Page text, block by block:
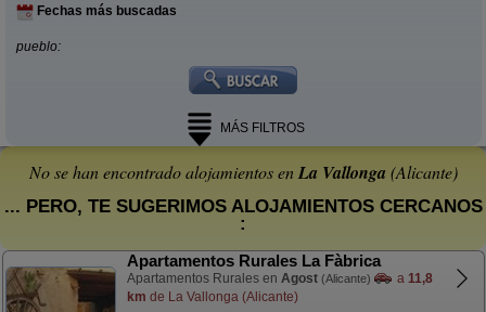
Fechas más buscadas
pueblo:
MÁS FILTROS
No se han encontrado alojamientos enLa Vallonga (Alicante)
... PERO, TE SUGERIMOS ALOJAMIENTOS CERCANOS
:
Apartamentos Rurales La Fàbrica
Apartamentos Rurales en Agost (Alicante) a 11,8
km de La Vallonga (Alicante)